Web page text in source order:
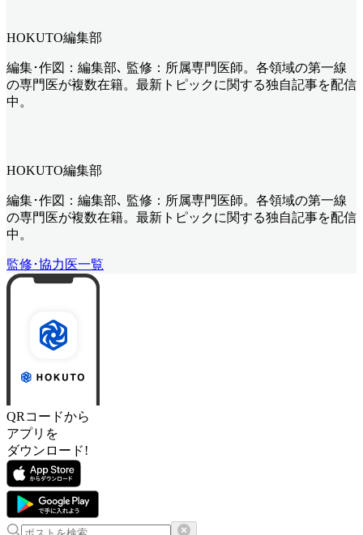
HOKUTO編集部
編集･作図：編集部､ 監修：所属専門医師。各領域の第一線
の専門医が複数在籍。最新トピックに関する独自記事を配信
中。
HOKUTO編集部
編集･作図：編集部､ 監修：所属専門医師。各領域の第一線
の専門医が複数在籍。最新トピックに関する独自記事を配信
中。
監修･協力医一覧
QRコードから
アプリを
ダウンロード!